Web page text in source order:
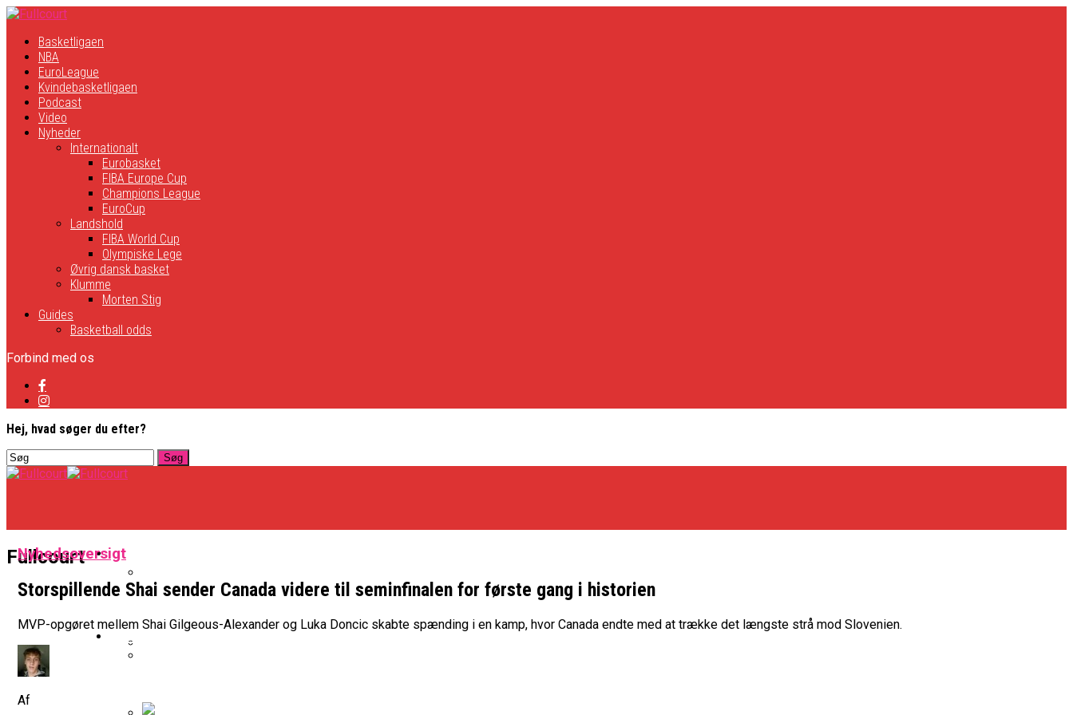
Basketligaen
NBA
EuroLeague
Kvindebasketligaen
Podcast
Video
Nyheder
Internationalt
Eurobasket
FIBA Europe Cup
Champions League
EuroCup
Landshold
FIBA World Cup
Olympiske Lege
Øvrig dansk basket
Klumme
Morten Stig
Guides
Basketball odds
Forbind med os
Hej, hvad søger du efter?
Fullcourt Basketligaen
NBA
Nyhedsoversigt
Storspillende Shai sender Canada videre til seminfinalen for første gang i historien
MVP-opgøret mellem Shai Gilgeous-Alexander og Luka Doncic skabte spænding i en kamp, hvor Canada endte med at trække det længste strå mod Slovenien.
Af